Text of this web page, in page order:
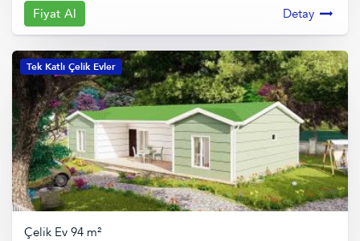
Fiyat Al Detay
Tek Katlı Çelik Evler
Çelik Ev 94 m²